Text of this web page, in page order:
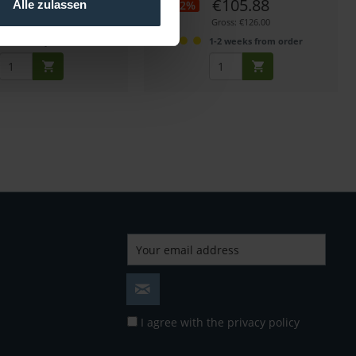
Alle zulassen
€88.24 -32% €105.88
Gross: €126.00
1-2 weeks from order
I agree with the privacy policy